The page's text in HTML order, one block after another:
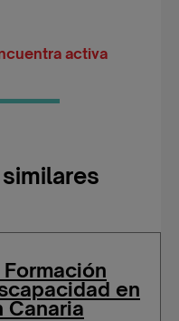
activa
Formación
en
Canaria